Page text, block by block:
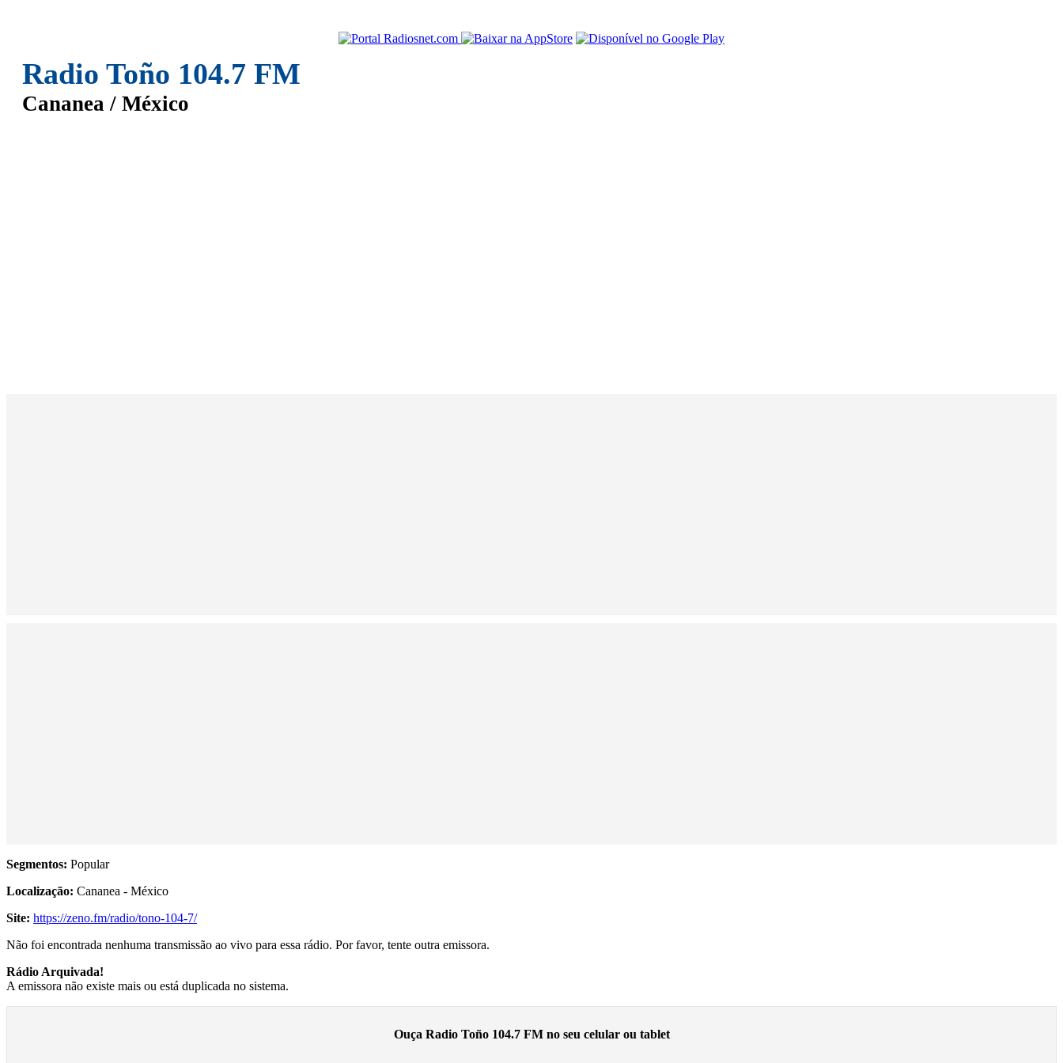
Radio Toño 104.7 FM
Cananea / México
Segmentos: Popular
Localização: Cananea - México
Site: https://zeno.fm/radio/tono-104-7/
Não foi encontrada nenhuma transmissão ao vivo para essa rádio. Por favor, tente outra emissora.
Rádio Arquivada!
A emissora não existe mais ou está duplicada no sistema.
Ouça Radio Toño 104.7 FM no seu celular ou tablet